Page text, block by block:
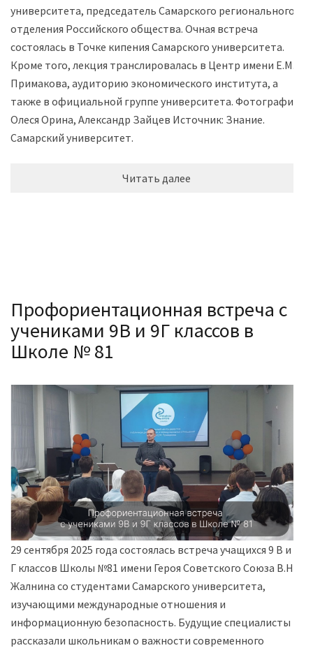
университета, председатель Самарского регионального
отделения Российского общества. Очная встреча
состоялась в Точке кипения Самарского университета.
Кроме того, лекция транслировалась в Центр имени Е.М.
Примакова, аудиторию экономического института, а
также в официальной группе университета. Фотографии:
Олеся Орина, Александр Зайцев Источник: Знание.
Самарский университет.
Читать далее
Профориентационная встреча с
учениками 9В и 9Г классов в
Школе № 81
29 сентября 2025 года состоялась встреча учащихся 9 В и 9
Г классов Школы №81 имени Героя Советского Союза В.Н.
Жалнина со студентами Самарского университета,
изучающими международные отношения и
информационную безопасность. Будущие специалисты
рассказали школьникам о важности современного